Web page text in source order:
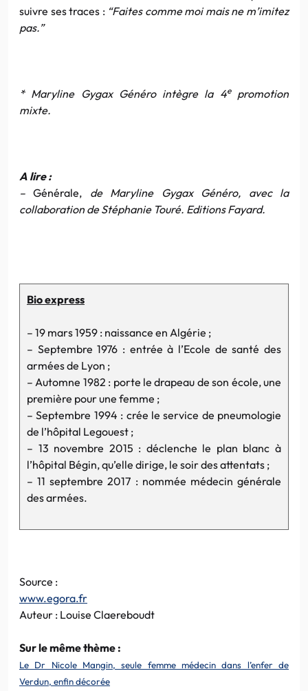
suivre ses traces : “Faites comme moi mais ne m’imitez
pas.”
* Maryline Gygax Généro intègre la 4epromotion
mixte.
A lire :
–Générale, de Maryline Gygax Généro, avec la
collaboration de Stéphanie Touré. Editions Fayard.
Bio express
– 19 mars 1959 : naissance en Algérie ;
– Septembre 1976 : entrée à l’Ecole de santé des
armées de Lyon ;
– Automne 1982 : porte le drapeau de son école, une
première pour une femme ;
– Septembre 1994 : crée le service de pneumologie
de l’hôpital Legouest ;
– 13 novembre 2015 : déclenche le plan blanc à
l’hôpital Bégin, qu’elle dirige, le soir des attentats ;
– 11 septembre 2017 : nommée médecin générale
des armées.
Source :
www.egora.fr
Auteur : Louise Claereboudt
Sur le même thème :
Le Dr Nicole Mangin, seule femme médecin dans l’enfer de
Verdun, enfin décorée